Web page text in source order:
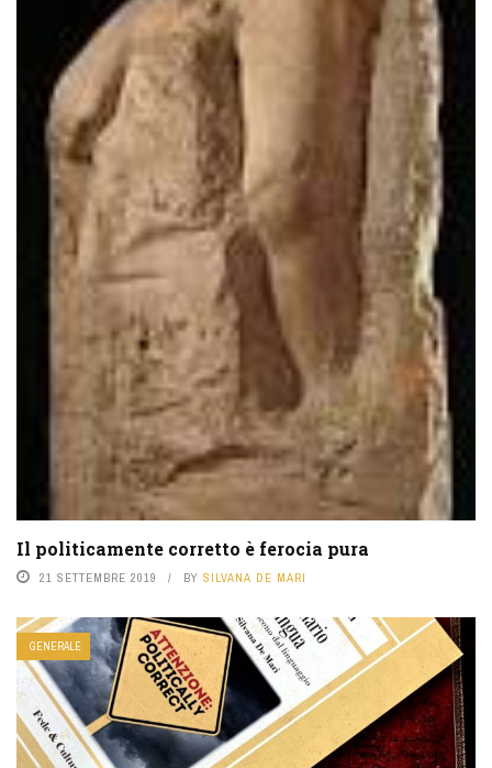
Il politicamente corretto è ferocia pura
21 SETTEMBRE 2019 BY SILVANA DE MARI
GENERALE